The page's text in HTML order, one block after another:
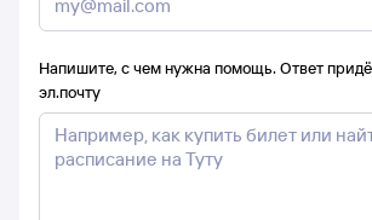
Напишите, с чем нужна помощь. Ответ
эл.почту